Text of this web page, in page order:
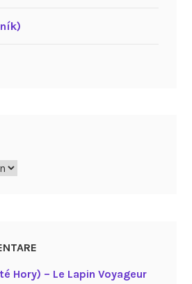
Hory) – Le Lapin Voyageur